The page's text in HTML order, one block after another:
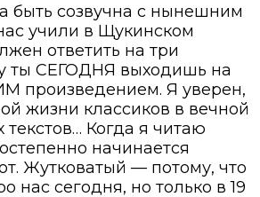
быть созвучна с нынешним
учили в Щукинском
ответить на три
ты СЕГОДНЯ выходишь на
произведением. Я уверен,
жизни классиков в вечной
текстов… Когда я читаю
начинается
Жутковатый — потому, что
нас сегодня, но только в 19